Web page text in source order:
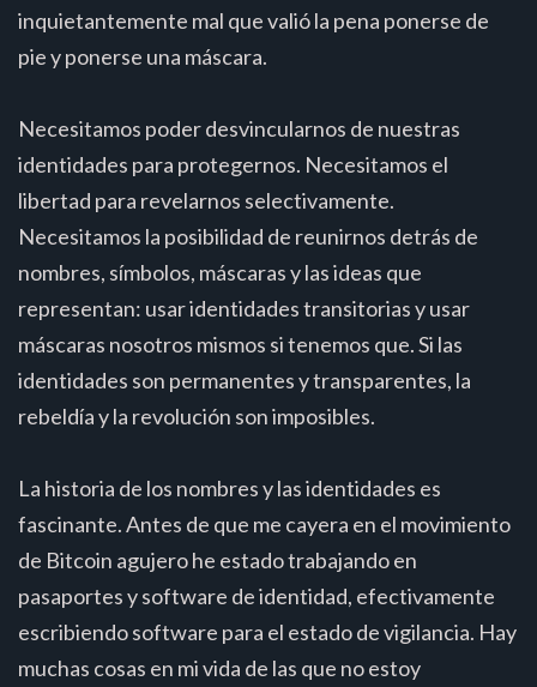
inquietantemente mal que valió la pena ponerse de
pie y ponerse una máscara.
Necesitamos poder desvincularnos de nuestras
identidades para protegernos. Necesitamos el
libertad para revelarnos selectivamente.
Necesitamos la posibilidad de reunirnos detrás de
nombres, símbolos, máscaras y las ideas que
representan: usar identidades transitorias y usar
máscaras nosotros mismos si tenemos que. Si las
identidades son permanentes y transparentes, la
rebeldía y la revolución son imposibles.
La historia de los nombres y las identidades es
fascinante. Antes de que me cayera en el movimiento
de Bitcoin agujero he estado trabajando en
pasaportes y software de identidad, efectivamente
escribiendo software para el estado de vigilancia. Hay
muchas cosas en mi vida de las que no estoy